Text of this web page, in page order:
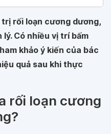
rối loạn cương dương,
Có nhiều vị trí bấm
khảo ý kiến của bác
quả sau khi thực
rối loạn cương